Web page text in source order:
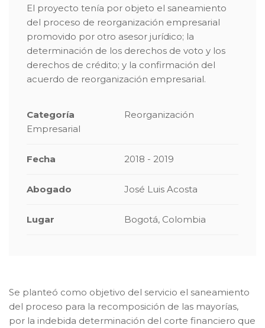
El proyecto tenía por objeto el saneamiento
del proceso de reorganización empresarial
promovido por otro asesor jurídico; la
determinación de los derechos de voto y los
derechos de crédito; y la confirmación del
acuerdo de reorganización empresarial.
Categoría
Reorganización
Empresarial
Fecha 2018 - 2019
Abogado José Luis Acosta
Lugar Bogotá, Colombia
Se planteó como objetivo del servicio el saneamiento
del proceso para la recomposición de las mayorías,
por la indebida determinación del corte financiero que